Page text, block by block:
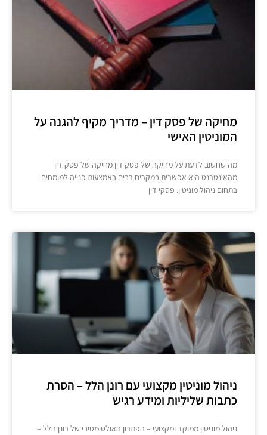
מחיקה של פסק דין – מדריך מקיף להגנה על
המוניטין האישי
מה שחשוב לדעת על מחיקה של פסק דין מחיקה של פסק דין
מהאינטרנט היא אפשרית במקרים רבים באמצעות פנייה למומחים
בתחום ניהול מוניטין. פסקי דין
ניהול מוניטין מקצועי עם רונן הלל – הסרת
כתבות שליליות ומידע רגיש
ניהול מוניטין ממוקד ומקצועי – הפתרון האולטימטיבי של רונן הלל –